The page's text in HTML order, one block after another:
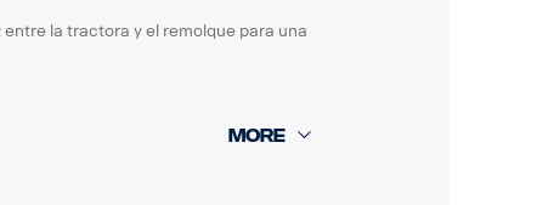
la tractora y el remolque para una